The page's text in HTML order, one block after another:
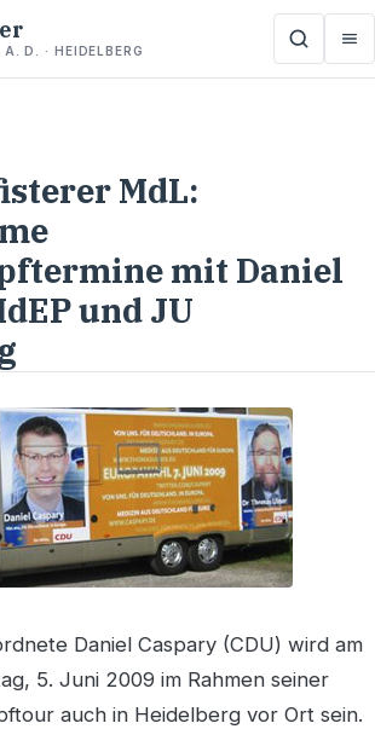
D. · HEIDELBERG
MdL:
mit Daniel
und JU
Daniel Caspary (CDU) wird am
5. Juni 2009 im Rahmen seiner
auch in Heidelberg vor Ort sein.